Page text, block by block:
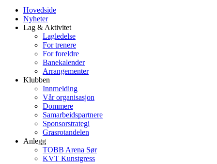
Hovedside
Nyheter
Lag & Aktivitet
Lagledelse
For trenere
For foreldre
Banekalender
Arrangementer
Klubben
Innmelding
Vår organisasjon
Dommere
Samarbeidspartnere
Sponsorstrategi
Grasrotandelen
Anlegg
TOBB Arena Sør
KVT Kunstgress